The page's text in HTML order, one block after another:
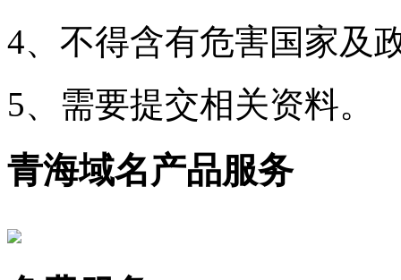
4、不得含有危害国家及
5、需要提交相关资料。
青海域名产品服务